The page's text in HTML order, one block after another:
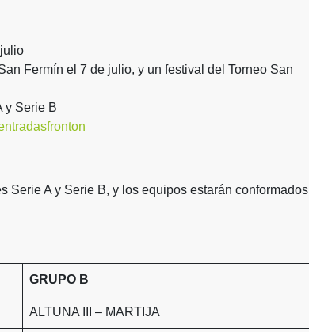
Fermín el 7 de julio, y un festival del Torneo San
y Serie B
Serie A y Serie B, y los equipos estarán conformados
GRUPO B
ALTUNA III – MARTIJA